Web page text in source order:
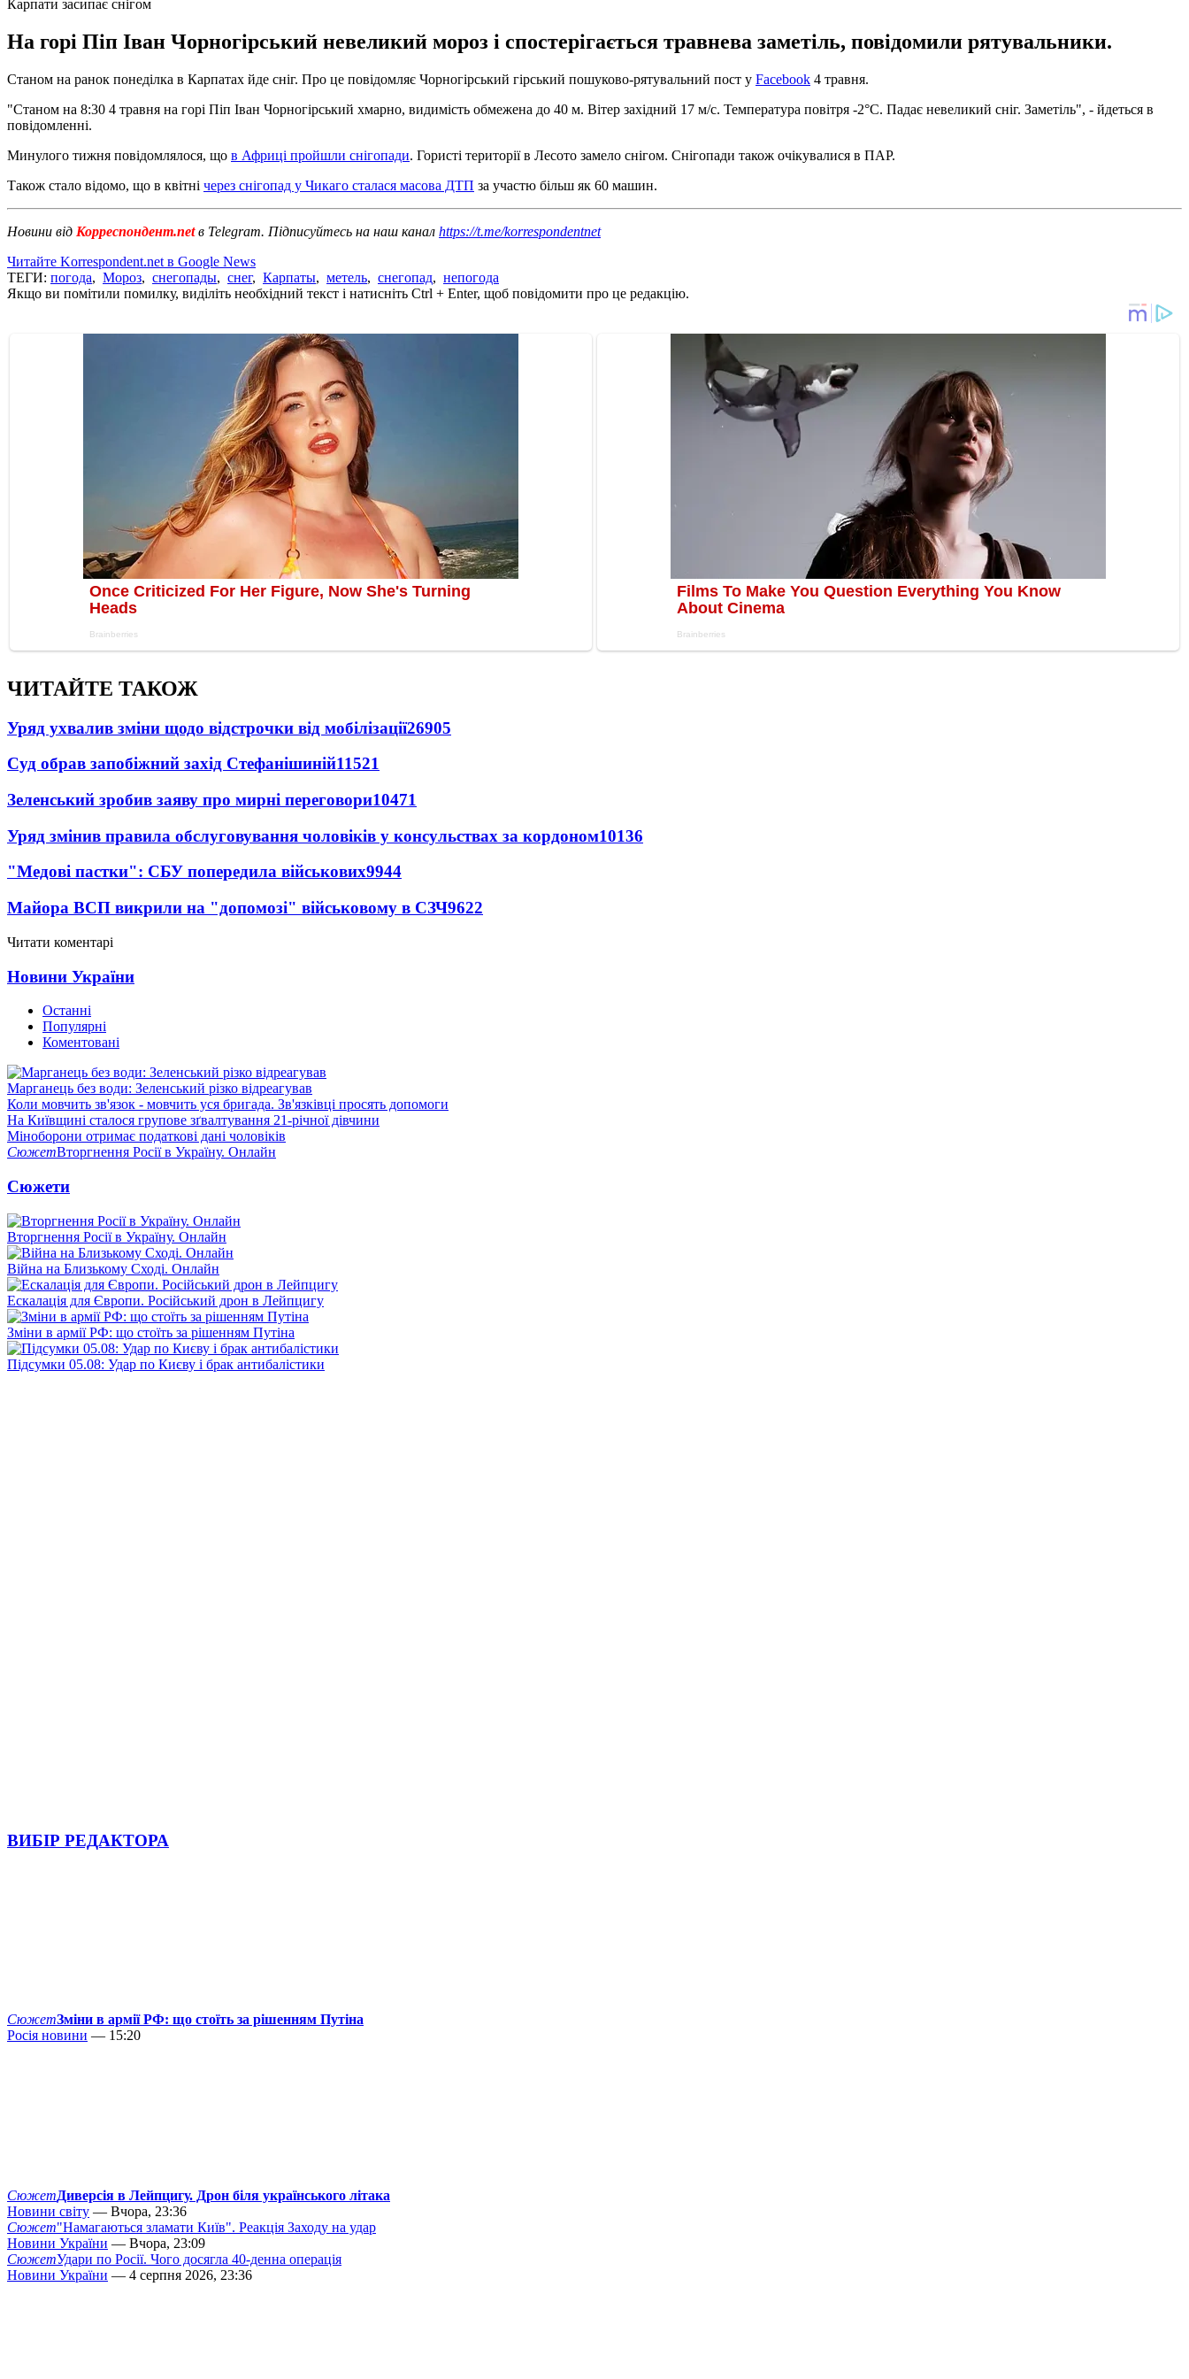
Карпати засипає снігом
На горі Піп Іван Чорногірський невеликий мороз і спостерігається травнева заметіль, повідомили рятувальники.
Станом на ранок понеділка в Карпатах йде сніг. Про це повідомляє Чорногірський гірський пошуково-рятувальний пост у Facebook 4 травня.
"Станом на 8:30 4 травня на горі Піп Іван Чорногірський хмарно, видимість обмежена до 40 м. Вітер західний 17 м/с. Температура повітря -2°С. Падає невеликий сніг. Заметіль", - йдеться в
повідомленні.
Минулого тижня повідомлялося, що в Африці пройшли снігопади. Гористі території в Лесото замело снігом. Снігопади також очікувалися в ПАР.
Також стало відомо, що в квітні через снігопад у Чикаго сталася масова ДТП за участю більш як 60 машин.
Новини від Корреспондент.netв Telegram. Підписуйтесь на наш канал https://t.me/korrespondentnet
Читайте Korrespondent.net в Google News
ТЕГИ: погода, Мороз, снегопады, снег, Карпаты, метель, снегопад, непогода
Якщо ви помітили помилку, виділіть необхідний текст і натисніть Ctrl + Enter, щоб повідомити про це редакцію.
ЧИТАЙТЕ ТАКОЖ
Уряд ухвалив зміни щодо відстрочки від мобілізації26905
Суд обрав запобіжний захід Стефанішиній11521
Зеленський зробив заяву про мирні переговори10471
Уряд змінив правила обслуговування чоловіків у консульствах за кордоном10136
"Медові пастки": СБУ попередила військових9944
Майора ВСП викрили на "допомозі" військовому в СЗЧ9622
Читати коментарі
Новини України
Останні
Популярні
Коментовані
Марганець без води: Зеленський різко відреагував
Коли мовчить зв'язок - мовчить уся бригада. Зв'язківці просять допомоги
На Київщині сталося групове зґвалтування 21-річної дівчини
Міноборони отримає податкові дані чоловіків
СюжетВторгнення Росії в Україну. Онлайн
Сюжети
Вторгнення Росії в Україну. Онлайн
Війна на Близькому Сході. Онлайн
Ескалація для Європи. Російський дрон в Лейпцигу
Зміни в армії РФ: що стоїть за рішенням Путіна
Підсумки 05.08: Удар по Києву і брак антибалістики
ВИБІР РЕДАКТОРА
СюжетЗміни в армії РФ: що стоїть за рішенням Путіна
Росія новини — 15:20
СюжетДиверсія в Лейпцигу. Дрон біля українського літака
Новини світу — Вчора, 23:36
Сюжет"Намагаються зламати Київ". Реакція Заходу на удар
Новини України — Вчора, 23:09
СюжетУдари по Росії. Чого досягла 40-денна операція
Новини України — 4 серпня 2026, 23:36